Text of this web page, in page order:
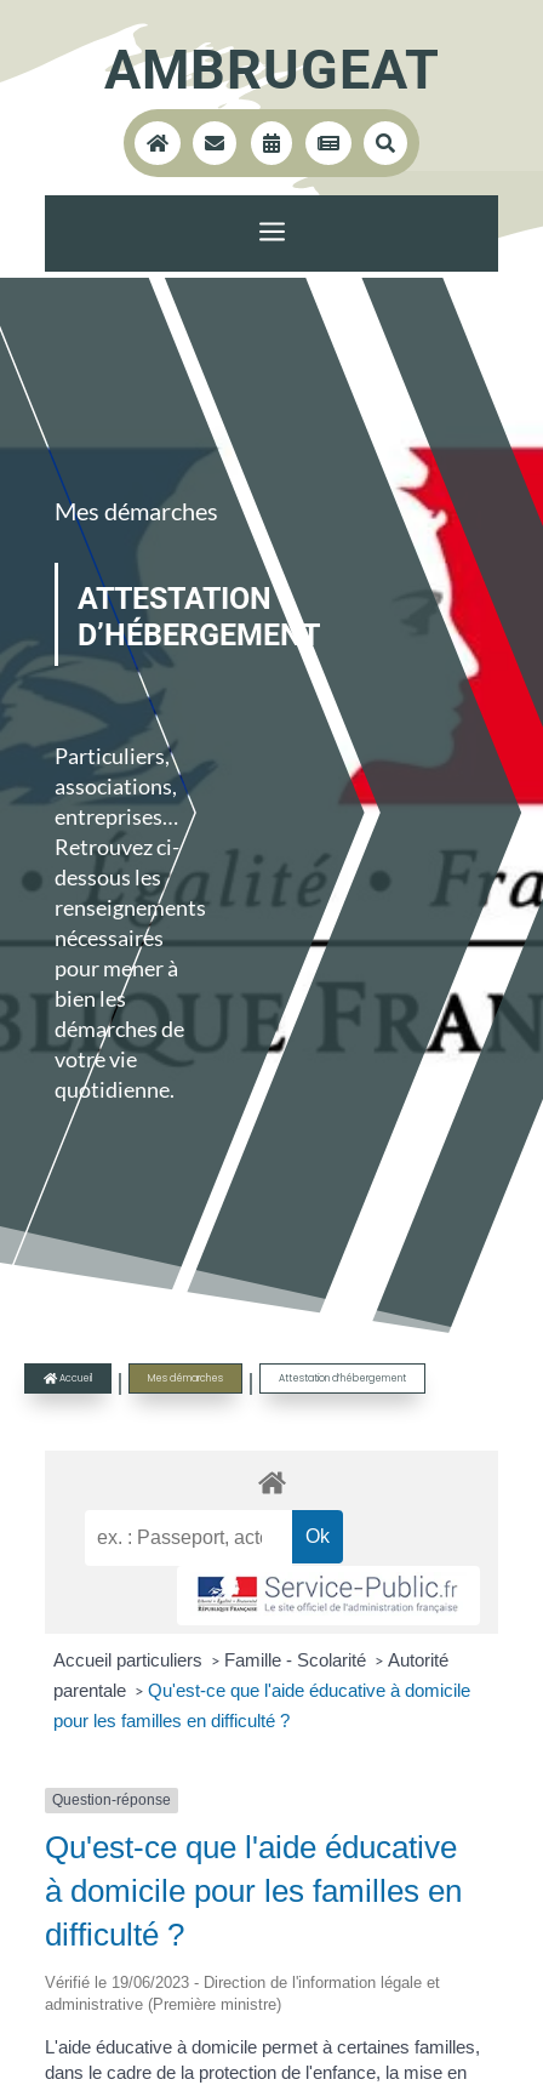
AMBRUGEAT
    
a
Mes démarches
ATTESTATION
D’HÉBERGEMENT
Particuliers,
associations,
entreprises…
Retrouvez ci-
dessous les
renseignements
nécessaires
pour mener à
bien les
démarches de
votre vie
quotidienne.
 Accueil | Mes démarches | Attestation d’hébergement
Accueil particuliers > Famille - Scolarité > Autorité
parentale > Qu'est-ce que l'aide éducative à domicile
pour les familles en difficulté ?
Question-réponse
Qu'est-ce que l'aide éducative
à domicile pour les familles en
difficulté ?
Vérifié le 19/06/2023 - Direction de l'information légale et
administrative (Première ministre)
L'aide éducative à domicile permet à certaines familles,
dans le cadre de la protection de l'enfance, la mise en